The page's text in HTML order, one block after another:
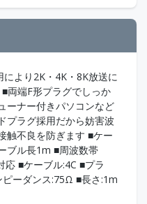
より2K・4K・8K放送に
両端F形プラグでしっか
ーナー付きパソコンなど
プラグ採用だから妨害波
触不良を防ぎます ■ケー
ブル長1m ■周波数帯
■ケーブル:4C ■プラ
ーダンス:75Ω ■長さ:1m